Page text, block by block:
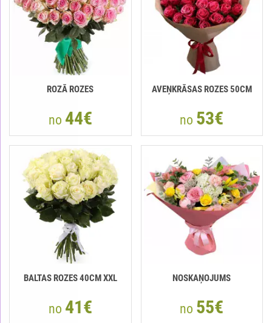
ROZĀ ROZES
no 44€
AVEŅKRĀSAS ROZES 50СМ
no 53€
BALTAS ROZES 40СМ XXL
no 41€
NOSKAŅOJUMS
no 55€